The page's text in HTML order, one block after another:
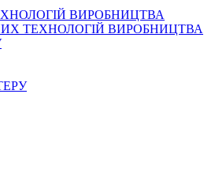
ВИРОБНИЦТВА
ТЕХНОЛОГІЙ ВИРОБНИЦТВА